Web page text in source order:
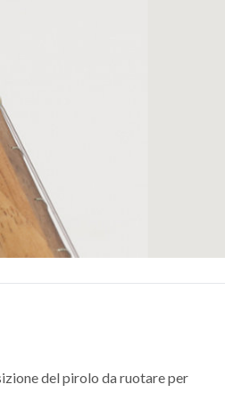
del pirolo da ruotare per